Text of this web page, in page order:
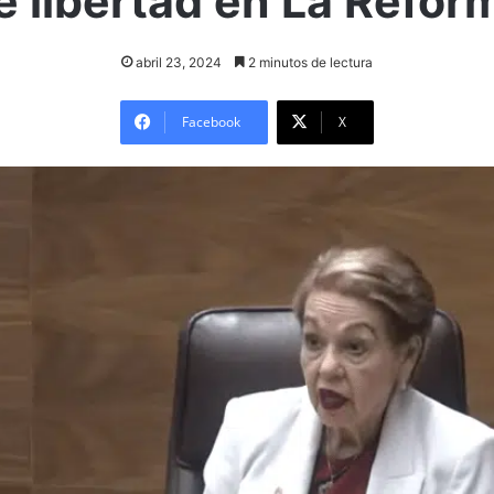
abril 23, 2024 2 minutos de lectura
Facebook X